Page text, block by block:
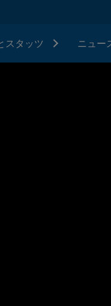
スタッツ ニュー